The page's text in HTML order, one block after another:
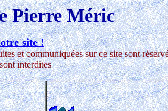
Pierre Méric
site !
et communiquées sur ce site sont
interdites